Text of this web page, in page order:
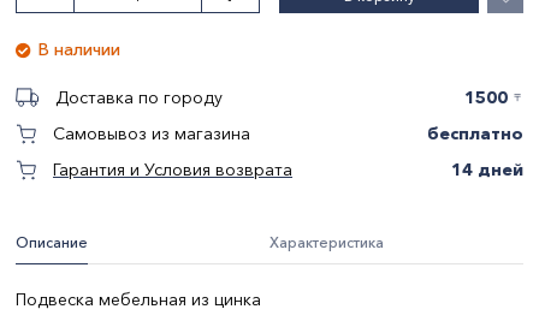
Описание Характеристика
Подвеска мебельная из цинка
В наличии
Доставка по городу 1500 〒
Самовывоз из магазина
бесплатно
Гарантия и Условия возврата
14 дней